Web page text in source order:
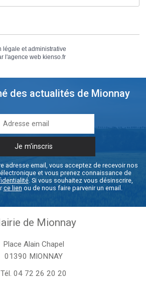
légale et administrative
l'agence web kienso.fr
des actualités de Mionnay
adresse email, vous acceptez de recevoir nos
et vous prenez connaissance de
. Si vous souhaitez vous désinscrire,
ce lien ou de nous faire parvenir un email.
de Mionnay
Place Alain Chapel
01390 MIONNAY
Tél. 04 72 26 20 20